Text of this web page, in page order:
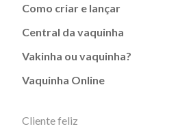
Como criar e lançar
Central da vaquinha
Vakinha ou vaquinha?
Vaquinha Online
Cliente feliz